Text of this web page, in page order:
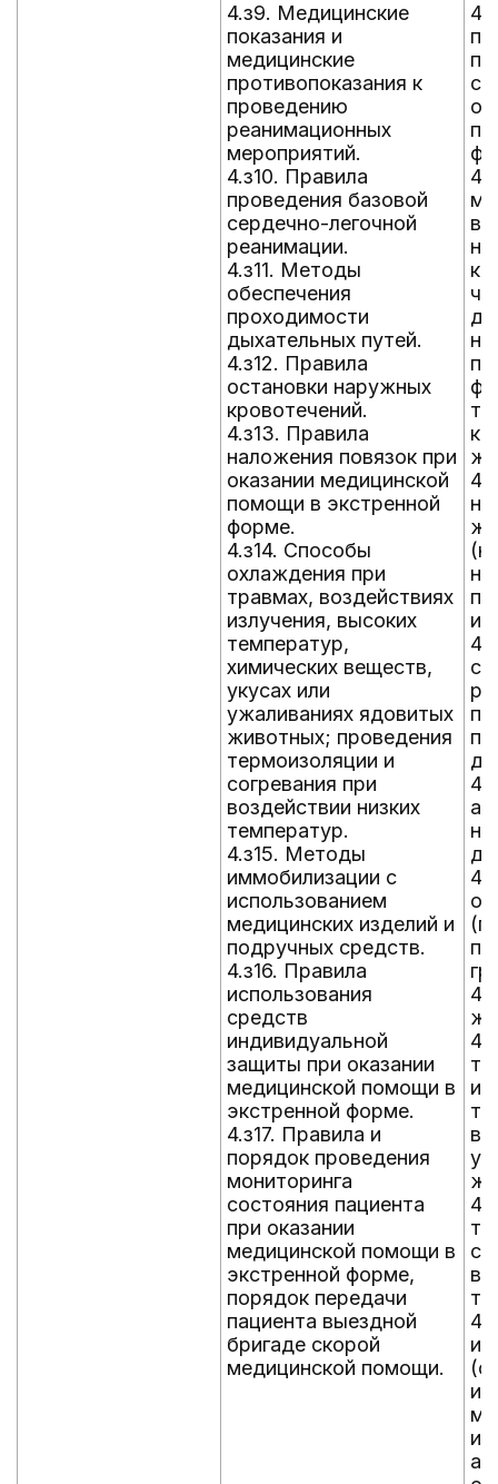
4.з9. Медицинские
показания и
медицинские
противопоказания к
проведению
реанимационных
мероприятий.
4.з10. Правила
проведения базовой
сердечно-легочной
реанимации.
4.з11. Методы
обеспечения
проходимости
дыхательных путей.
4.з12. Правила
остановки наружных
кровотечений.
4.з13. Правила
наложения повязок при
оказании медицинской
помощи в экстренной
форме.
4.з14. Способы
охлаждения при
травмах, воздействиях
излучения, высоких
температур,
химических веществ,
укусах или
ужаливаниях ядовитых
животных; проведения
термоизоляции и
согревания при
воздействии низких
температур.
4.з15. Методы
иммобилизации с
использованием
медицинских изделий и
подручных средств.
4.з16. Правила
использования
средств
индивидуальной
защиты при оказании
медицинской помощи в
экстренной форме.
4.з17. Правила и
порядок проведения
мониторинга
состояния пациента
при оказании
медицинской помощи в
экстренной форме,
порядок передачи
пациента выездной
бригаде скорой
медицинской помощи.
и